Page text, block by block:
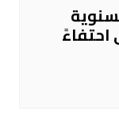
احتفاءً